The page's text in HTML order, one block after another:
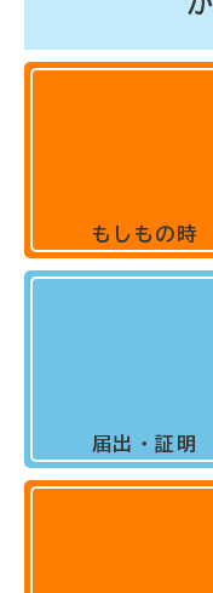
もしもの時
届出・証明